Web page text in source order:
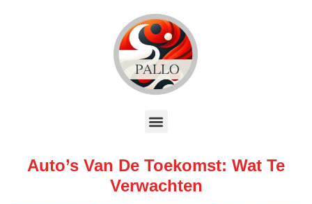
Auto’s Van De Toekomst: Wat Te
Verwachten